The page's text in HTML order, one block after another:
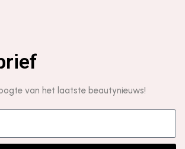
van het laatste beautynieuws!